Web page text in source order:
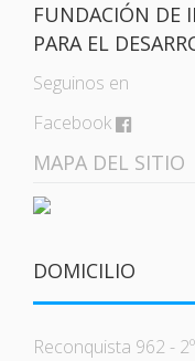
FUNDACIÓN DE
PARA EL
Seguinos en
Facebook
MAPA DEL SITIO
DOMICILIO
Reconquista 962 -